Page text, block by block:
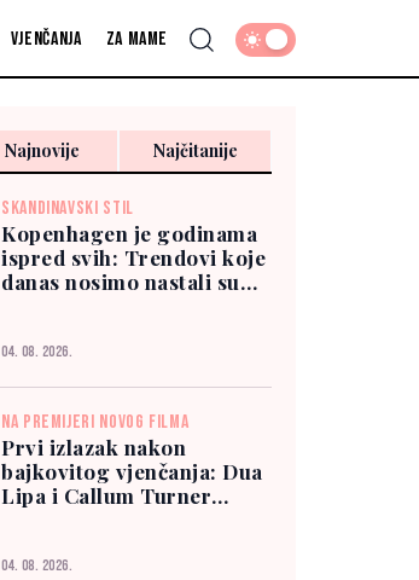
Vjenčanja Za mame
Najnovije Najčitanije
SKANDINAVSKI STIL
Kopenhagen je godinama
ispred svih: Trendovi koje
danas nosimo nastali su
04. 08. 2026.
NA PREMIJERI NOVOG FILMA
Prvi izlazak nakon
bajkovitog vjenčanja: Dua
Lipa i Callum Turner
04. 08. 2026.